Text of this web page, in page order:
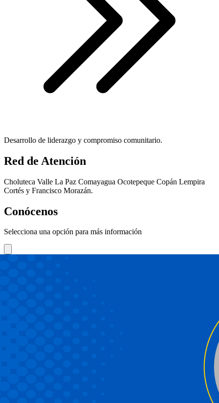
Desarrollo de liderazgo y compromiso comunitario.
Red de Atención
Choluteca Valle La Paz Comayagua Ocotepeque Copán Lempira
Cortés y Francisco Morazán.
Conócenos
Selecciona una opción para más información